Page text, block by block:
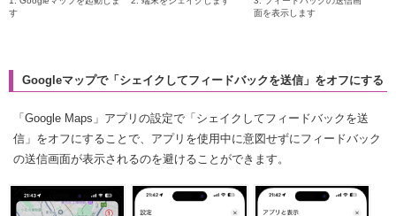
す
面を表示します
Googleマップで「シェイクしてフィードバックを送信」をオフにする
「Google Maps」アプリの設定で「シェイクしてフィードバックを送
信」をオフにすることで、アプリを使用中に意図せずにフィードバック
の送信画面が表示されるのを避けることができます。